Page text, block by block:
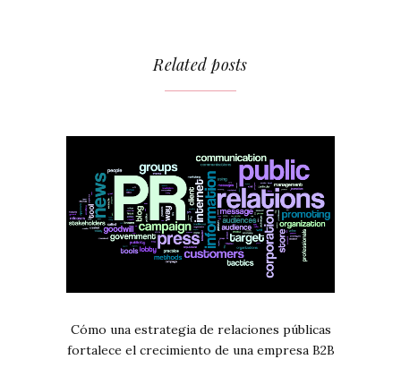
Related posts
Cómo una estrategia de relaciones públicas
fortalece el crecimiento de una empresa B2B